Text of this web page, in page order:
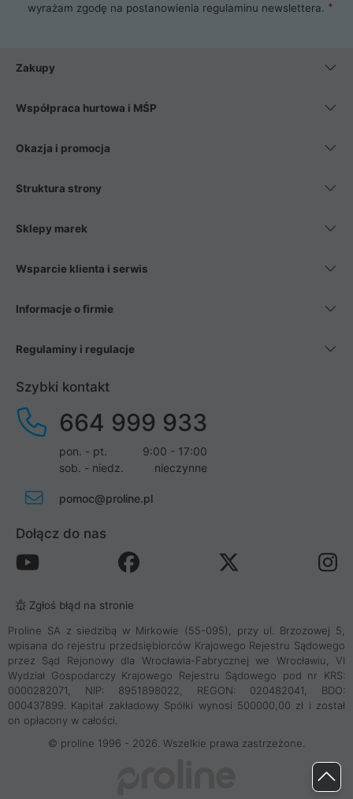
wyrażam zgodę na postanowienia regulaminu newslettera.
Zakupy
Współpraca hurtowa i MŚP
Okazja i promocja
Struktura strony
Sklepy marek
Wsparcie klienta i serwis
Informacje o firmie
Regulaminy i regulacje
Szybki kontakt
664 999 933
pon. - pt.
9:00 - 17:00
sob. - niedz.
nieczynne
pomoc@proline.pl
Dołącz do nas
Zgłoś błąd na stronie
Proline SA z siedzibą w Mirkowie (55-095), przy ul. Brzozowej 5,
wpisana do rejestru przedsiębiorców Krajowego Rejestru Sądowego
przez Sąd Rejonowy dla Wrocławia-Fabrycznej we Wrocławiu, VI
Wydział Gospodarczy Krajowego Rejestru Sądowego pod nr KRS:
0000282071, NIP: 8951898022, REGON: 020482041, BDO:
000437899. Kapitał zakładowy Spółki wynosi 500000,00 zł i został
on opłacony w całości.
© proline 1996 - 2026. Wszelkie prawa zastrzeżone.